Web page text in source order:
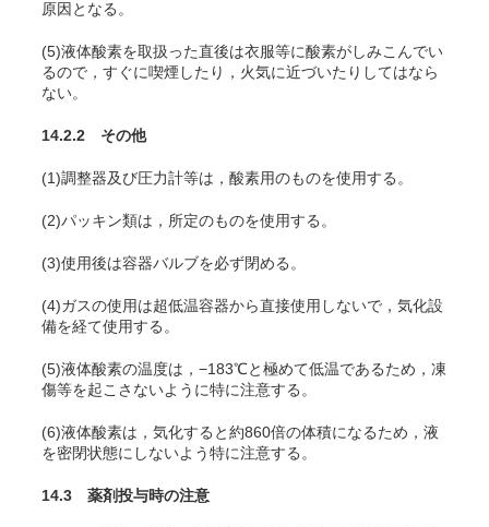
原因となる。
(5)液体酸素を取扱った直後は衣服等に酸素がしみこんでい
るので，すぐに喫煙したり，火気に近づいたりしてはなら
ない。
14.2.2 その他
(1)調整器及び圧力計等は，酸素用のものを使用する。
(2)パッキン類は，所定のものを使用する。
(3)使用後は容器バルブを必ず閉める。
(4)ガスの使用は超低温容器から直接使用しないで，気化設
備を経て使用する。
(5)液体酸素の温度は，−183℃と極めて低温であるため，凍
傷等を起こさないように特に注意する。
(6)液体酸素は，気化すると約860倍の体積になるため，液
を密閉状態にしないよう特に注意する。
14.3 薬剤投与時の注意